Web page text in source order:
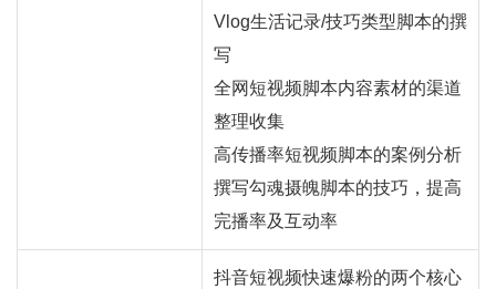
Vlog生活记录/技巧类型脚本的撰
写
全网短视频脚本内容素材的渠道
整理收集
高传播率短视频脚本的案例分析
撰写勾魂摄魄脚本的技巧，提高
完播率及互动率
抖音短视频快速爆粉的两个核心